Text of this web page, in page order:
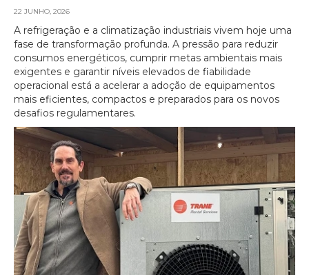
22 JUNHO, 2026
A refrigeração e a climatização industriais vivem hoje uma
fase de transformação profunda. A pressão para reduzir
consumos energéticos, cumprir metas ambientais mais
exigentes e garantir níveis elevados de fiabilidade
operacional está a acelerar a adoção de equipamentos
mais eficientes, compactos e preparados para os novos
desafios regulamentares.